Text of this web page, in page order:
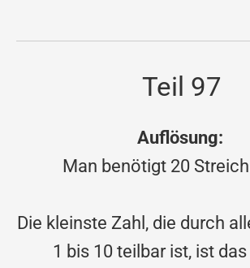
Teil 97
Auflösung:
Man benötigt 20
Die kleinste Zahl, die durch
1 bis 10 teilbar ist, ist